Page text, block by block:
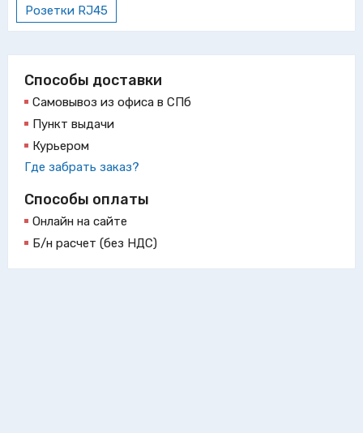
Розетки RJ45
Способы доставки
Самовывоз из офиса в СПб
Пункт выдачи
Курьером
Где забрать заказ?
Способы оплаты
Онлайн на сайте
Б/н расчет (без НДС)